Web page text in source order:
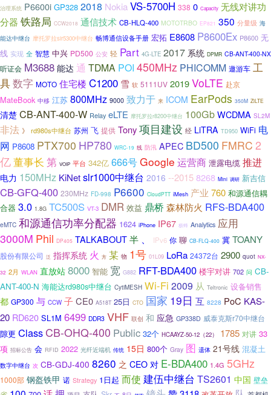
治理系统 P6600i GP328 2018 NokiaVS-5700H 338 0 Capacity 无线对讲功
分器 铁路局 CCW2018 通信技术 CB-HLQ-400 MOTOTRBO EP821 350 分量级 海
能达中继台 摩托罗拉slr5300中继台 畅博通信设备手册 宏拓 E8608 P8600Ex P8600 无
线 实现 全 智慧 中兴 PD500 公安 轻 Part 4G-LTE 2017 系统 DPMR CB-ANT-400-NX
听证会 M3688能达通 TDMA POI 450MHz PHICOMM 遨游车 工
具数字 MOTO 住宅楼 C1200 雪 软 5111UV 2019VoLTE 赴京
MateBook 中移 江苏 800MHz 9000 致力于 来 ICOM EarPods 350M ZiLTE
清楚 CB-ANT-400-W Relay eLTE 摩托罗拉r8200中继台 100GbWCDMA SL2M
非法 》 rd980s中继台 苏州 飞 提供 Tony项目建设 经 LiTRA TD950 WiFi 电
网 P8608 PTX700 HP780 WRC-19 线 防汛 APEC BD500 FMRC 2
亿董事长 第 VOIP 平台 342亿 666号Google 运营商 泄露电缆 推进
电力 150MHz KiNetslr1000中继台 2016 --20158268 Mini 调研 新吉信
CB-GFQ-400 230MHz FD-998 P6600 CloudPTT iMesh 产业 760 和源通信耦
合器 3.0 1.8G TC500S VT-3 DMR 效益 鼎桥 森林防火 RFS-BDA400
eMTC 和源通信功率分配器 1624 iPhone IP67 极蜂 Analytics 应用
3000M Phil DP405 TALKABOUT半 、 IPv6 你 聊 CB-FLQ-400 冀 TOANY
股份有限公司 泛 指挥系统 火 方 某 物 1号 01L09 LoRa 24372台 2900 quot NX-
32 2月 WLAN 直放站 8000 智能 宽 G882 RFT-BDA400 楼宇对讲 702 问 CB-
ANT-400-N 海能达rd980s中继台 CytiMESH Wi-Fi 2009 从 Teltronic 设备销售
都 GP300 与 CCW 子CE0 A518T 25日 CTO 国家 19日 互 8228 PoC KAS-
20 RD620 SL1M 6499 DDR3 VHF 联创 和 应急 GP338D 威泰克斯r70中继台
隙更 Class CB-OHQ-400 Public 32个 HCAAYZ-50-12（22） 1785 对讲 33
项 招标公告 会 RFID 2022 光纤近端机 传统 15日 800个 Gray 图 遗体 21号线 混凝土
数字中继台 次 CB-GDJ-400 8260 之 CEO 对 E-BDA400 1.4G 5GHz
1000部 钢盔铁甲 诺 Strategy 1日起 而使 建伍中继台 TS2601 中国 壁垒